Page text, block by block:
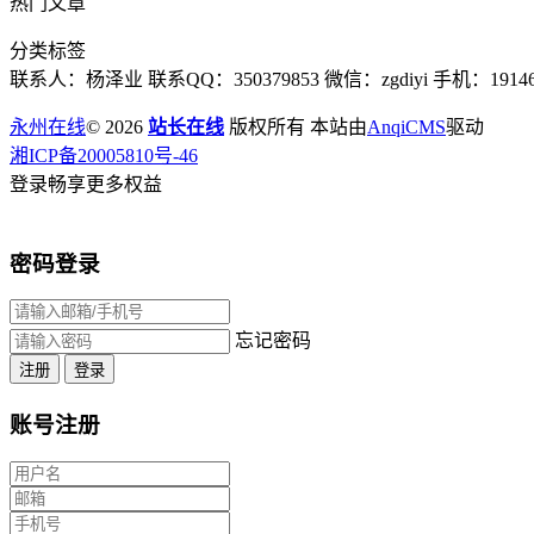
分类标签
联系人：杨泽业 联系QQ：350379853 微信：zgdiyi 手机：
永州在线© 2026 站长在线 版权所有 本站由AnqiCMS驱动
湘ICP备20005810号-46
登录畅享更多权益
密码登录
忘记密码
注册 登录
账号注册